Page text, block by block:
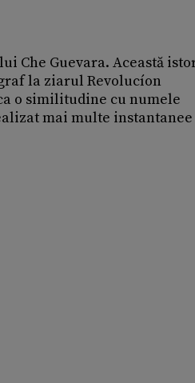
Che Guevara. Această
la ziarul Revolucíon
o similitudine cu numele
mai multe instantanee